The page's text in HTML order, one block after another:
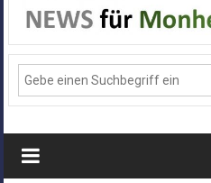
News
aus
Deiner
Stadt
Monheim